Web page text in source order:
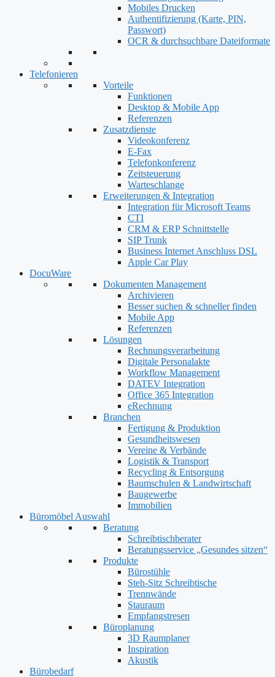
Mobiles Drucken
Authentifizierung (Karte, PIN,
Passwort)
OCR & durchsuchbare Dateiformate
Telefonieren
Vorteile
Funktionen
Desktop & Mobile App
Referenzen
Zusatzdienste
Videokonferenz
E-Fax
Telefonkonferenz
Zeitsteuerung
Warteschlange
Erweiterungen & Integration
Integration für Microsoft Teams
CTI
CRM & ERP Schnittstelle
SIP Trunk
Business Internet Anschluss DSL
Apple Car Play
DocuWare
Dokumenten Management
Archivieren
Besser suchen & schneller finden
Mobile App
Referenzen
Lösungen
Rechnungsverarbeitung
Digitale Personalakte
Workflow Management
DATEV Integration
Office 365 Integration
eRechnung
Branchen
Fertigung & Produktion
Gesundheitswesen
Vereine & Verbände
Logistik & Transport
Recycling & Entsorgung
Baumschulen & Landwirtschaft
Baugewerbe
Immobilien
Büromöbel Auswahl
Beratung
Schreibtischberater
Beratungsservice „Gesundes sitzen“
Produkte
Bürostühle
Steh-Sitz Schreibtische
Trennwände
Stauraum
Empfangstresen
Büroplanung
3D Raumplaner
Inspiration
Akustik
Bürobedarf